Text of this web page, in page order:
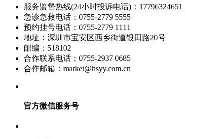
服务监督热线(24小时投诉电话)：17796324651
急诊急救电话：0755-2779 5555
预约挂号电话：0755-2779 1111
地址：深圳市宝安区西乡街道银田路20号
邮编：518102
合作联系电话：0755-2937 0685
合作邮箱：market@hsyy.com.cn
官方微信服务号